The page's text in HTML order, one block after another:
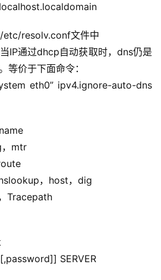
etc/resolv.conf文件中
IP通过dhcp自动获取时，dns仍是
等价于下面命令：
eth0” ipv4.ignore-auto-dns
，mtr
，host，dig
Tracepath
SERVER